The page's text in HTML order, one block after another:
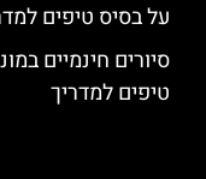
על בסיס טיפים
טיפים למדריך